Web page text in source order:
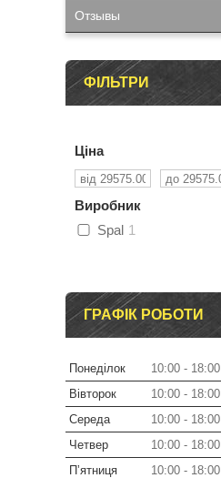
Отзывы
ФІЛЬТРИ
Ціна
Виробник
Spal 1
ГРАФІК РОБОТИ
Понеділок 10:00
18:00
Вівторок
10:00
18:00
Середа
10:00
18:00
Четвер
10:00
18:00
Пʼятниця
10:00
18:00